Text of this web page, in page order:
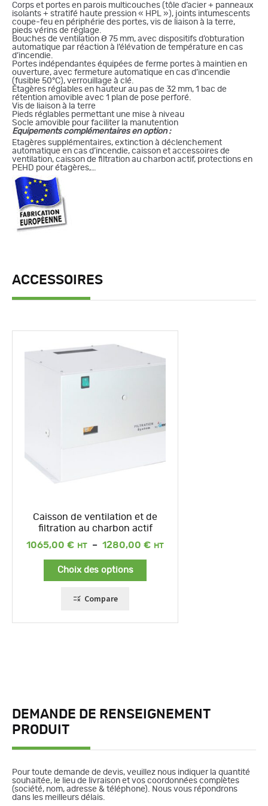
Corps et portes en parois multicouches (tôle d’acier + panneaux
isolants + stratifé haute pression « HPL »), joints intumescents
coupe-feu en périphérie des portes, vis de liaison à la terre,
pieds vérins de réglage.
Bouches de ventilation Ø 75 mm, avec dispositifs d’obturation
automatique par réaction à l’élévation de température en cas
d’incendie.
Portes indépendantes équipées de ferme portes à maintien en
ouverture, avec fermeture automatique en cas d’incendie
(fusible 50°C), verrouillage à clé.
Étagères réglables en hauteur au pas de 32 mm, 1 bac de
rétention amovible avec 1 plan de pose perforé.
Vis de liaison à la terre
Pieds réglables permettant une mise à niveau
Socle amovible pour faciliter la manutention
Equipements complémentaires en option :
Etagères supplémentaires, extinction à déclenchement
automatique en cas d’incendie, caisson et accessoires de
ventilation, caisson de filtration au charbon actif, protections en
PEHD pour étagères,…
ACCESSOIRES
Caisson de ventilation et de
filtration au charbon actif
1065,00 € – 1280,00 €
Plage
Choix des options
Compare
DEMANDE DE RENSEIGNEMENT
PRODUIT
Pour toute demande de devis, veuillez nous indiquer la quantité
souhaitée, le lieu de livraison et vos coordonnées complètes
(société, nom, adresse & téléphone). Nous vous répondrons
dans les meilleurs délais.